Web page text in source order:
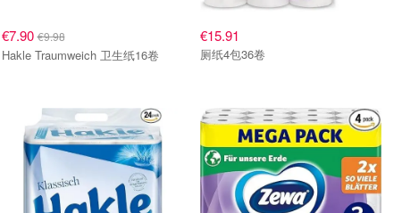
€7.90€9.98
Hakle Traumweich 卫生纸16卷
€15.91
厕纸4包36卷